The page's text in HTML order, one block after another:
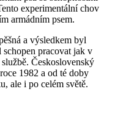
experimentální chov
armádním psem.
a výsledkem byl
pracovat jak v
Československý
1982 a od té doby
ale i po celém světě.